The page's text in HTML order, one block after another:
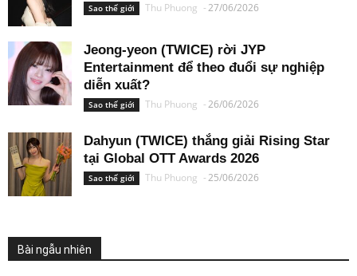
Sao thế giới Thu Phuong -27/06/2026
Jeong-yeon (TWICE) rời JYP
Entertainment để theo đuổi sự nghiệp
diễn xuất?
Sao thế giới Thu Phuong -26/06/2026
Dahyun (TWICE) thắng giải Rising Star
tại Global OTT Awards 2026
Sao thế giới Thu Phuong -25/06/2026
Bài ngẫu nhiên